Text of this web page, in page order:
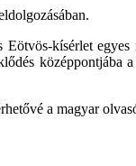
kísérlet egyes
középpontjába a
a magyar